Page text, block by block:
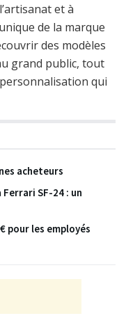
et à
de la marque
des modèles
grand public, tout
qui
acheteurs
SF-24 : un
pour les employés